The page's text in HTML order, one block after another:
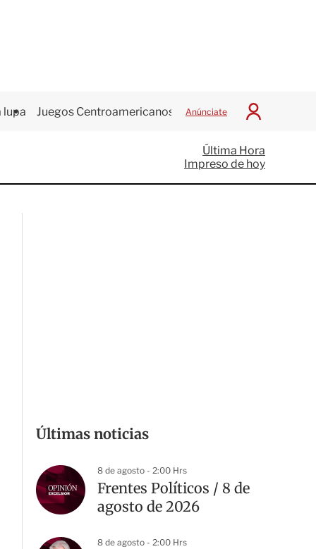
lupa Juegos Centroamericanos Anúnciate
I
c
i
a
Última Hora
Impreso de hoy
Últimas noticias
8 de agosto - 2:00 Hrs
Frentes Políticos / 8 de
agosto de 2026
8 de agosto - 2:00 Hrs